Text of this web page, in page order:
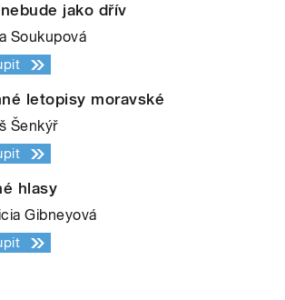
jako dřív
Soukupová
letopisy moravské
Šenkýř
hlasy
Gibneyová